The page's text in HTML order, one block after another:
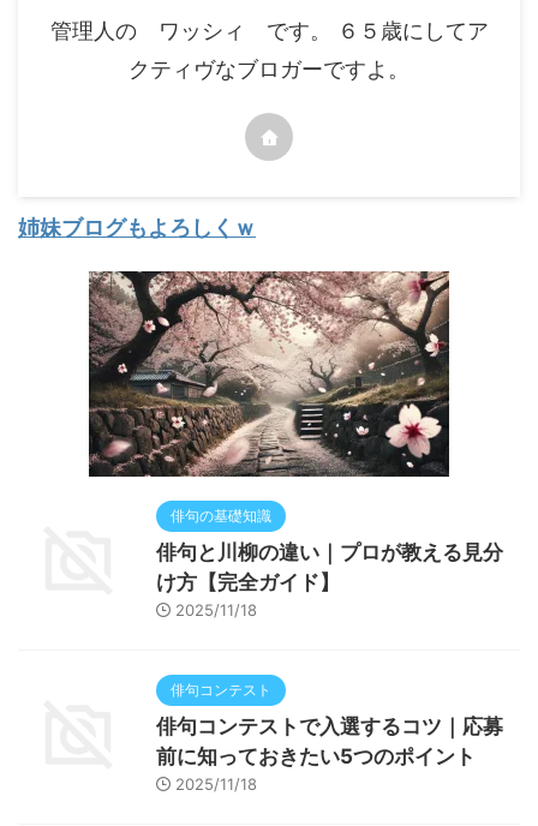
管理人の ワッシィ です。 ６５歳にしてア
クティヴなブロガーですよ。
姉妹ブログもよろしくｗ
俳句の基礎知識
俳句と川柳の違い｜プロが教える見分
け方【完全ガイド】
2025/11/18
俳句コンテスト
俳句コンテストで入選するコツ｜応募
前に知っておきたい5つのポイント
2025/11/18